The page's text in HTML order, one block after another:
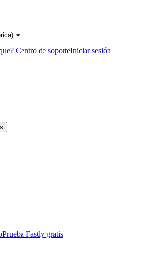
Centro de soporteIniciar sesión
Prueba Fastly gratis